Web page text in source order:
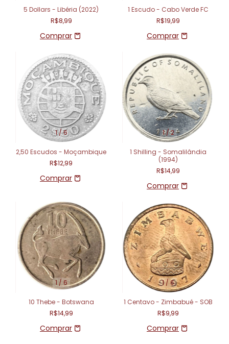
5 Dollars - Libéria (2022)
R$8,99
1 Escudo - Cabo Verde FC
R$19,99
1/6
2,50 Escudos - Moçambique
R$12,99
1/2
1 Shilling - Somalilândia
(1994)
R$14,99
1/ 6
10 Thebe - Botswana
R$14,99
1/ 6
1 Centavo - Zimbabué - SOB
R$9,99